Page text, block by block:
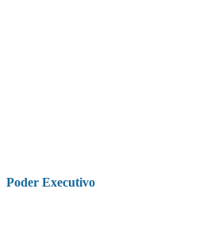
Poder Executivo